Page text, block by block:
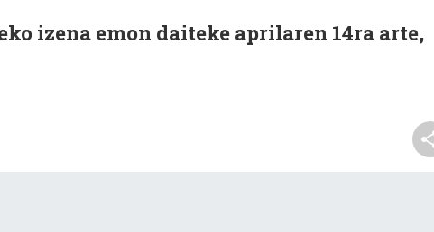
izena emon daiteke aprilaren 14ra arte,